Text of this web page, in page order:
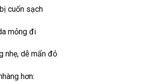
cuốn sạch
mỏng đi
nhẹ, dễ mẩn đỏ
hơn: